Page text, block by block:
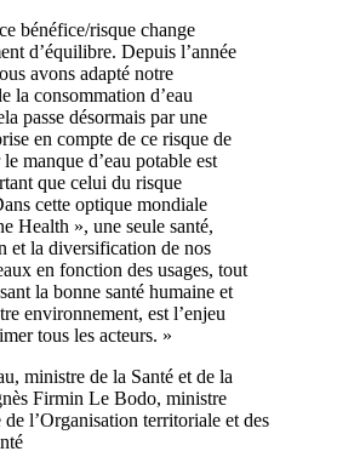
bénéfice/risque change
d’équilibre. Depuis l’année
avons adapté notre
la consommation d’eau
passe désormais par une
en compte de ce risque de
manque d’eau potable est
que celui du risque
cette optique mondiale
Health », une seule santé,
et la diversification de nos
en fonction des usages, tout
la bonne santé humaine et
environnement, est l’enjeu
tous les acteurs. »
ministre de la Santé et de la
Firmin Le Bodo, ministre
de l’Organisation territoriale et des